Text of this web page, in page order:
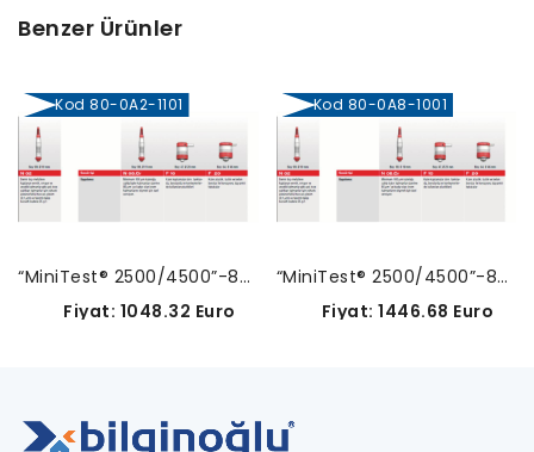
Benzer Ürünler
Kod 80-0A2-1101
“MiniTest® 2500/4500”-80-0A2-1101
Fiyat: 1048.32 Euro
Kod 80-0A8-1001
“MiniTest® 2500/4500”-80-0A8-1001
Fiyat: 1446.68 Euro